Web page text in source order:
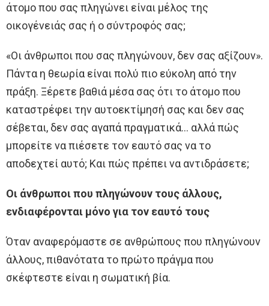
άτομο που σας πληγώνει είναι μέλος της
οικογένειάς σας ή ο σύντροφός σας;
«Οι άνθρωποι που σας πληγώνουν, δεν σας αξίζουν».
Πάντα η θεωρία είναι πολύ πιο εύκολη από την
πράξη. Ξέρετε βαθιά μέσα σας ότι το άτομο που
καταστρέφει την αυτοεκτίμησή σας και δεν σας
σέβεται, δεν σας αγαπά πραγματικά… αλλά πώς
μπορείτε να πιέσετε τον εαυτό σας να το
αποδεχτεί αυτό; Και πώς πρέπει να αντιδράσετε;
Οι άνθρωποι που πληγώνουν τους άλλους,
ενδιαφέρονται μόνο για τον εαυτό τους
Όταν αναφερόμαστε σε ανθρώπους που πληγώνουν
άλλους, πιθανότατα το πρώτο πράγμα που
σκέφτεστε είναι η σωματική βία.